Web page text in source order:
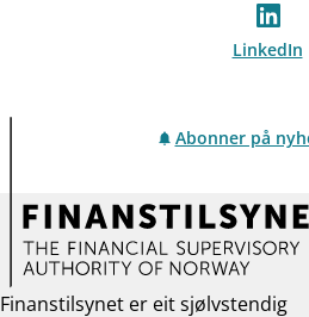
LinkedIn
Abonner på
Finanstilsynet er eit sjølvstendig